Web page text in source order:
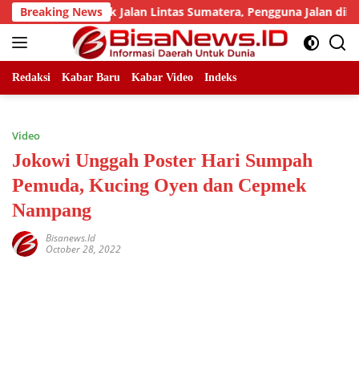
Skip
to
content
Breaking News
Titik Jalan Lintas Sumatera, Pengguna Jalan diimbau
Redaksi Kabar Baru Kabar Video Indeks
Video
Jokowi Unggah Poster Hari Sumpah
Pemuda, Kucing Oyen dan Cepmek
Nampang
Bisanews.id
October 28, 2022